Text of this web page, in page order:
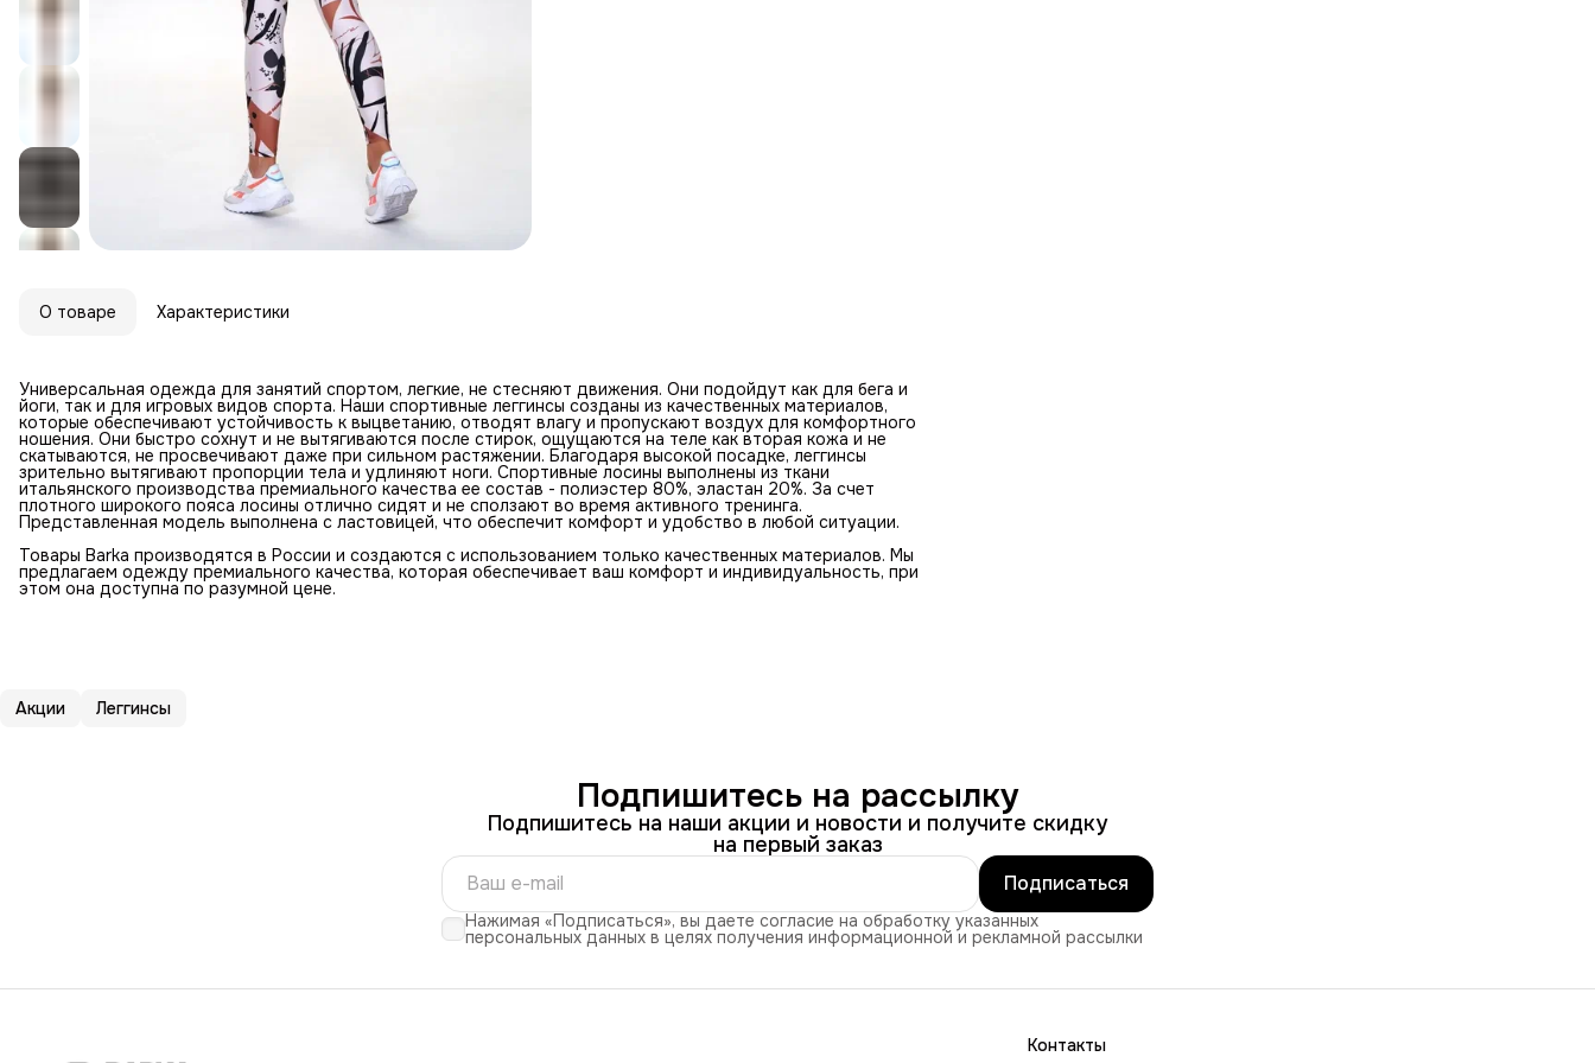
О товаре Характеристики
Универсальная одежда для занятий спортом, легкие, не стесняют движения. Они подойдут как для бега и
йоги, так и для игровых видов спорта. Наши спортивные леггинсы созданы из качественных материалов,
которые обеспечивают устойчивость к выцветанию, отводят влагу и пропускают воздух для комфортного
ношения. Они быстро сохнут и не вытягиваются после стирок, ощущаются на теле как вторая кожа и не
скатываются, не просвечивают даже при сильном растяжении. Благодаря высокой посадке, леггинсы
зрительно вытягивают пропорции тела и удлиняют ноги. Спортивные лосины выполнены из ткани
итальянского производства премиального качества ее состав - полиэстер 80%, эластан 20%. За счет
плотного широкого пояса лосины отлично сидят и не сползают во время активного тренинга.
Представленная модель выполнена с ластовицей, что обеспечит комфорт и удобство в любой ситуации.
Товары Barka производятся в России и создаются с использованием только качественных материалов. Мы
предлагаем одежду премиального качества, которая обеспечивает ваш комфорт и индивидуальность, при
этом она доступна по разумной цене.
Акции Леггинсы
Подпишитесь на рассылку
Подпишитесь на наши акции и новости и получите скидку
на первый заказ
Подписаться
Нажимая «Подписаться», вы даете согласие на обработку указанных
персональных данных в целях получения информационной и рекламной рассылки
Контакты